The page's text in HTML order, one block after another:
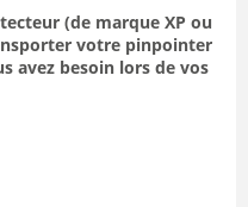
(de marque XP ou
votre pinpointer
avez besoin lors de vos